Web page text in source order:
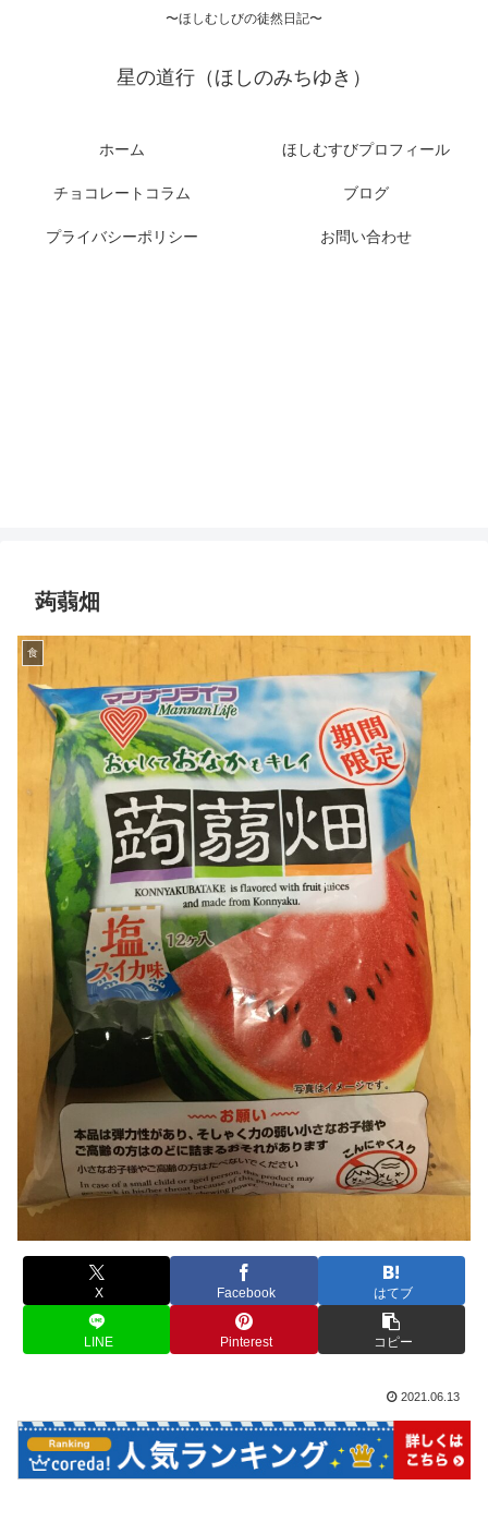
〜ほしむしびの徒然日記〜
星の道行（ほしのみちゆき）
ホーム ほしむすびプロフィール
チョコレートコラム ブログ
プライバシーポリシー お問い合わせ
蒟蒻畑
食
X Facebook はてブ
LINE Pinterest コピー
2021.06.13